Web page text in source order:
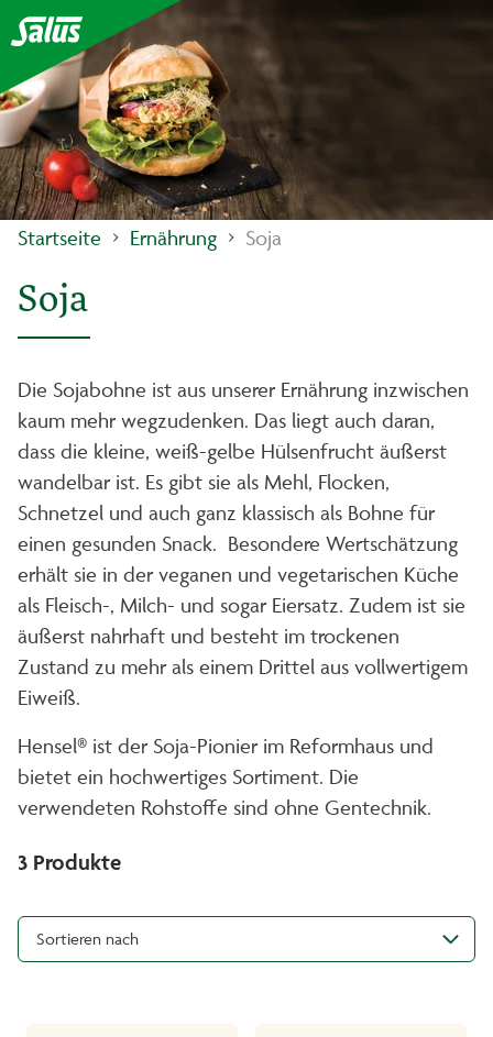
Startseite Ernährung Soja
Soja
Die Sojabohne ist aus unserer Ernährung inzwischen
kaum mehr wegzudenken. Das liegt auch daran,
dass die kleine, weiß-gelbe Hülsenfrucht äußerst
wandelbar ist. Es gibt sie als Mehl, Flocken,
Schnetzel und auch ganz klassisch als Bohne für
einen gesunden Snack. Besondere Wertschätzung
erhält sie in der veganen und vegetarischen Küche
als Fleisch-, Milch- und sogar Eiersatz. Zudem ist sie
äußerst nahrhaft und besteht im trockenen
Zustand zu mehr als einem Drittel aus vollwertigem
Eiweiß.
Hensel® ist der Soja-Pionier im Reformhaus und
bietet ein hochwertiges Sortiment. Die
verwendeten Rohstoffe sind ohne Gentechnik.
3 Produkte
Sortieren nach